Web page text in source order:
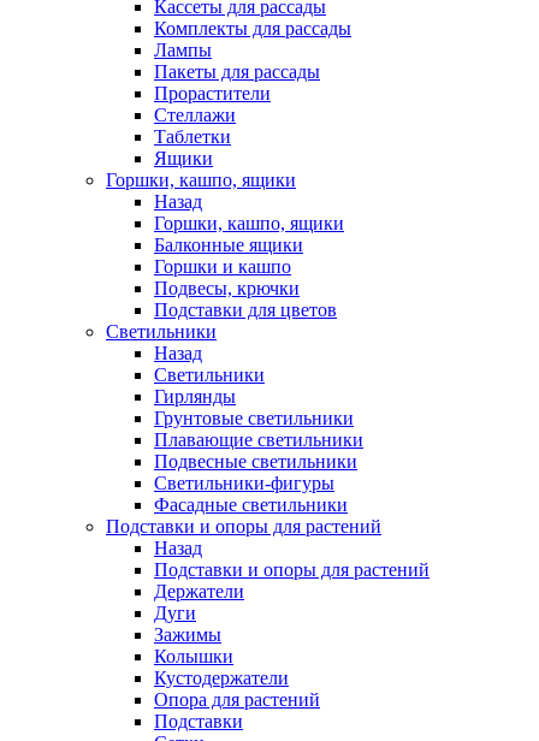
Кассеты для рассады
Комплекты для рассады
Лампы
Пакеты для рассады
Прорастители
Стеллажи
Таблетки
Ящики
Горшки, кашпо, ящики
Назад
Горшки, кашпо, ящики
Балконные ящики
Горшки и кашпо
Подвесы, крючки
Подставки для цветов
Светильники
Назад
Светильники
Гирлянды
Грунтовые светильники
Плавающие светильники
Подвесные светильники
Светильники-фигуры
Фасадные светильники
Подставки и опоры для растений
Назад
Подставки и опоры для растений
Держатели
Дуги
Зажимы
Колышки
Кустодержатели
Опора для растений
Подставки